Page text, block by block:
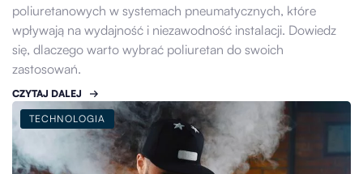
poliuretanowych w systemach pneumatycznych, które
wpływają na wydajność i niezawodność instalacji. Dowiedz
się, dlaczego warto wybrać poliuretan do swoich
zastosowań.
CZYTAJ DALEJ
TECHNOLOGIA